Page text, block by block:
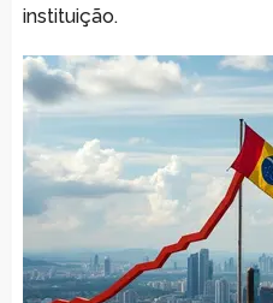
instituição.